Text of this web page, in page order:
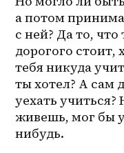
а потом
с ней? Да то,
дорогого стоит,
тебя никуда
ты хотел? А
уехать учиться?
живешь, мог бы
нибудь.